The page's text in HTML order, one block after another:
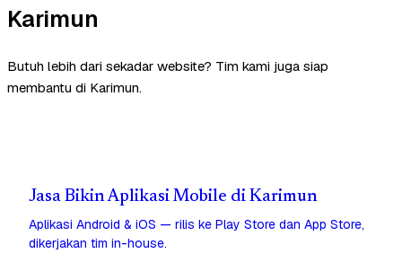
Karimun
Butuh lebih dari sekadar website? Tim kami juga siap
membantu di Karimun.
Jasa Bikin Aplikasi Mobile di Karimun
Aplikasi Android & iOS — rilis ke Play Store dan App Store,
dikerjakan tim in-house.